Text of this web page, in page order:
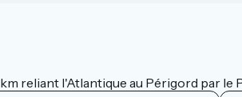
reliant l'Atlantique au Périgord par le